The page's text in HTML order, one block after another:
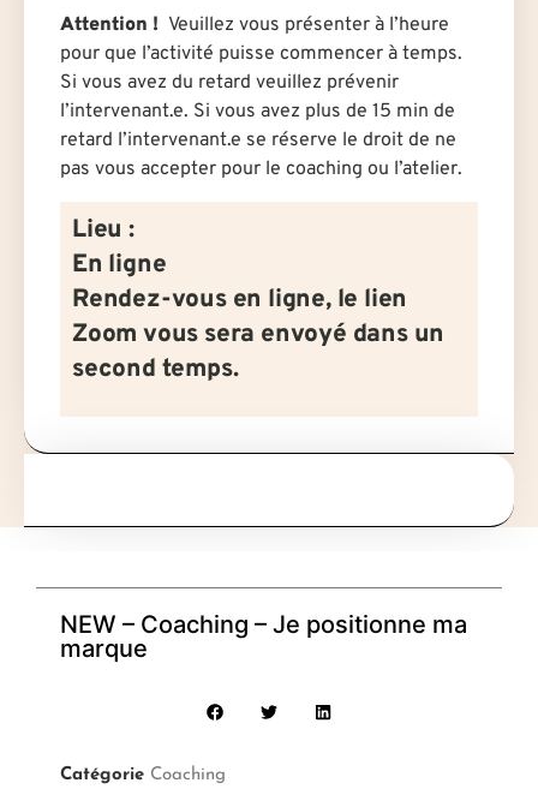
Attention ! Veuillez vous présenter à l’heure
pour que l’activité puisse commencer à temps.
Si vous avez du retard veuillez prévenir
l’intervenant.e. Si vous avez plus de 15 min de
retard l’intervenant.e se réserve le droit de ne
pas vous accepter pour le coaching ou l’atelier.
Lieu :
En ligne
Rendez-vous en ligne, le lien
Zoom vous sera envoyé dans un
second temps.
NEW – Coaching – Je positionne ma
marque
Catégorie Coaching